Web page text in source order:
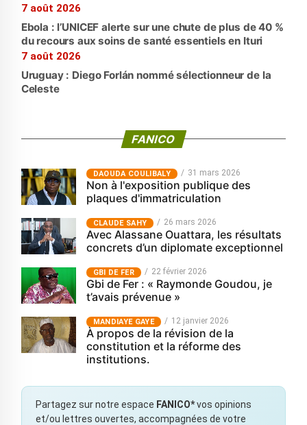
7 août 2026
Ebola : l’UNICEF alerte sur une chute de plus de 40 %
du recours aux soins de santé essentiels en Ituri
7 août 2026
Uruguay : Diego Forlán nommé sélectionneur de la
Celeste
FANICO
‎DAOUDA COULIBALY 31 mars 2026
Non à l'exposition publique des
plaques d'immatriculation
CLAUDE SAHY 26 mars 2026
Avec Alassane Ouattara, les résultats
concrets d’un diplomate exceptionnel
GBI DE FER 22 février 2026
Gbi de Fer : « Raymonde Goudou, je
t’avais prévenue »
MANDIAYE GAYE 12 janvier 2026
À propos de la révision de la
constitution et la réforme des
institutions.
Partagez sur notre espace FANICO*vos opinions
et/ou lettres ouvertes, accompagnées de votre